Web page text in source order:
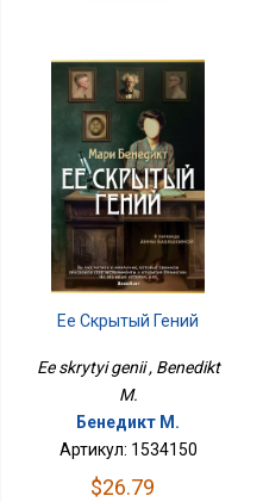
Ее Скрытый Гений
Ee skrytyi genii , Benedikt
M.
Бенедикт М.
Артикул: 1534150
$26.79